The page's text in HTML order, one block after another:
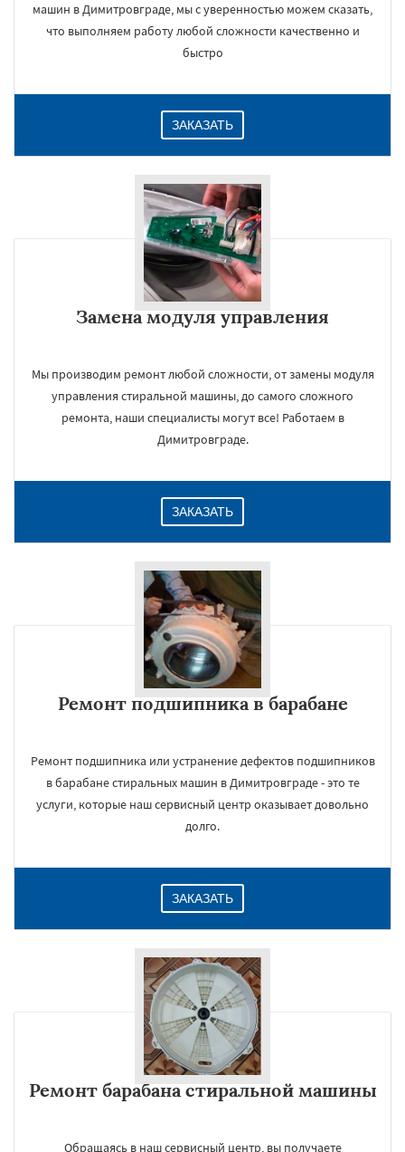
машин в Димитровграде, мы с уверенностью можем сказать,
что выполняем работу любой сложности качественно и
быстро
ЗАКАЗАТЬ
Замена модуля управления
Мы производим ремонт любой сложности, от замены модуля
управления стиральной машины, до самого сложного
ремонта, наши специалисты могут все! Работаем в
Димитровграде.
ЗАКАЗАТЬ
Ремонт подшипника в барабане
Ремонт подшипника или устранение дефектов подшипников
в барабане стиральных машин в Димитровграде - это те
услуги, которые наш сервисный центр оказывает довольно
долго.
ЗАКАЗАТЬ
Ремонт барабана стиральной машины
Обращаясь в наш сервисный центр, вы получаете